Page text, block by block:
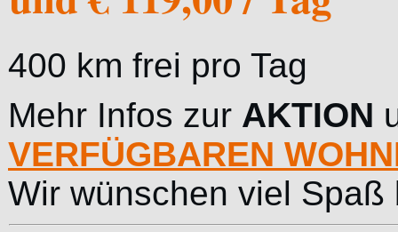
400 km frei pro Tag
Mehr Infos zur AKTION
VERFÜGBAREN
Wir wünschen viel